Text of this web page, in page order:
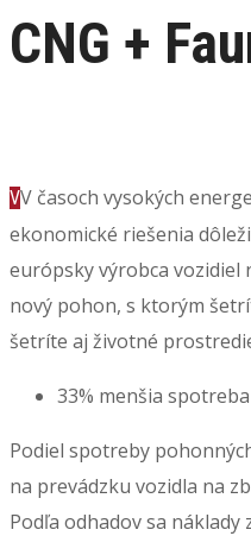
CNG +
VV časoch vysokých
ekonomické riešenia
európsky výrobca vozidiel
nový pohon, s ktorým
šetríte aj životné
33% menšia
Podiel spotreby
na prevádzku vozidla na
Podľa odhadov sa náklady